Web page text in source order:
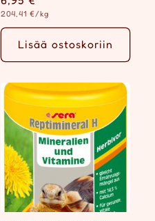
Yksikköhinta
204,41 €/kg
Lisää ostoskoriin